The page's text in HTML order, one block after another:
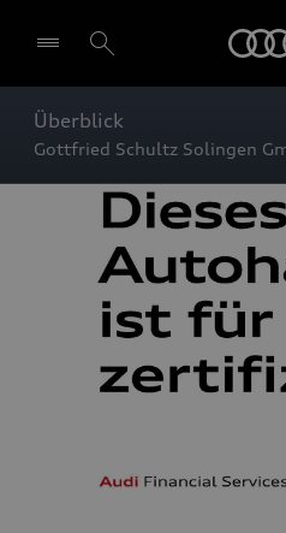
Überblick
Gottfried Schultz Solingen